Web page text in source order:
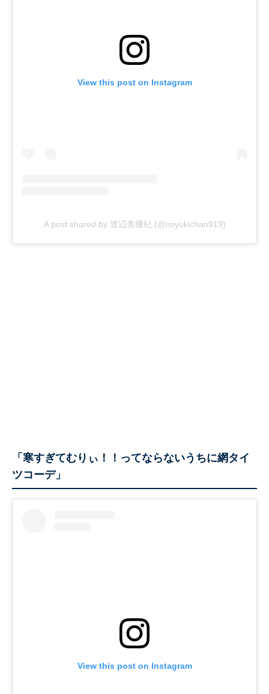
View this post on Instagram
A post shared by 渡辺美優紀 (@miyukichan919)
「寒すぎてむりぃ！！ってならないうちに網タイ
ツコーデ」
View this post on Instagram